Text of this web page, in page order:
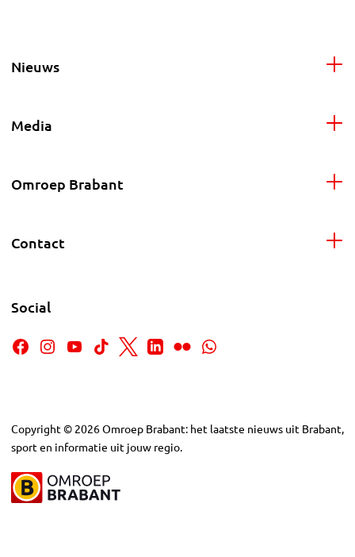
Nieuws
Media
Omroep Brabant
Contact
Social
Copyright © 2026Omroep Brabant: het laatste nieuws uit Brabant,
sport en informatie uit jouw regio.